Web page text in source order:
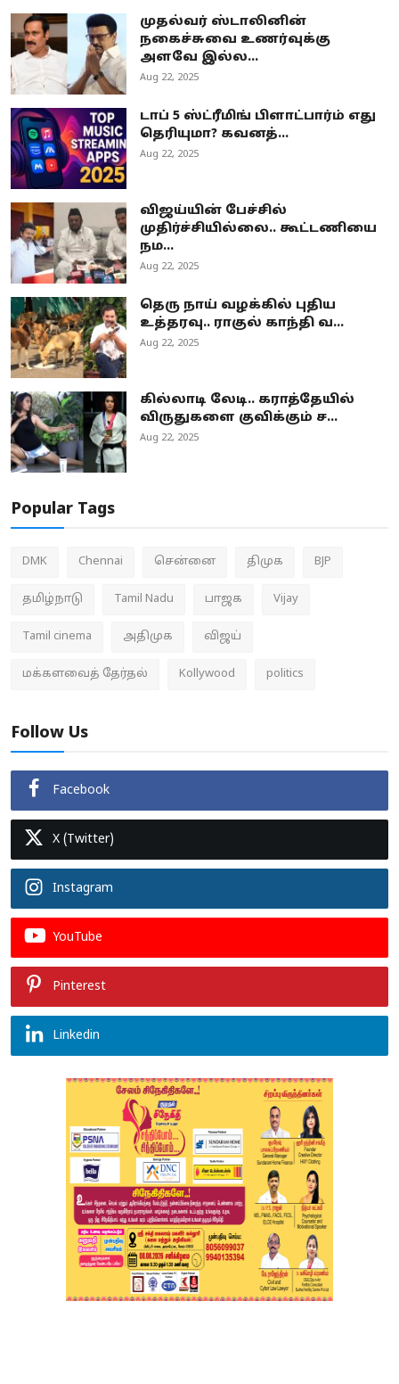
முதல்வர் ஸ்டாலினின்
நகைச்சுவை உணர்வுக்கு
அளவே இல்ல...
Aug 22, 2025
டாப் 5 ஸ்ட்ரீமிங் பிளாட்பார்ம் எது
தெரியுமா? கவனத்...
Aug 22, 2025
விஜய்யின் பேச்சில்
முதிர்ச்சியில்லை.. கூட்டணியை
நம...
Aug 22, 2025
தெரு நாய் வழக்கில் புதிய
உத்தரவு.. ராகுல் காந்தி வ...
Aug 22, 2025
கில்லாடி லேடி.. கராத்தேயில்
விருதுகளை குவிக்கும் ச...
Aug 22, 2025
Popular Tags
DMK Chennai சென்னை திமுக BJP
தமிழ்நாடு Tamil Nadu பாஜக Vijay
Tamil cinema அதிமுக விஜய்
மக்களவைத் தேர்தல் Kollywood politics
Follow Us
Facebook
X (Twitter)
Instagram
YouTube
Pinterest
Linkedin